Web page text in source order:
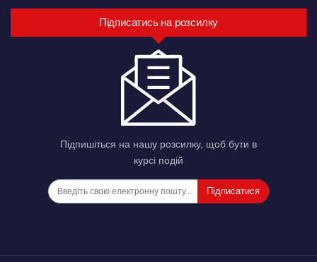
Підписатись на розсилку
Підпишіться на нашу розсилку, щоб бути в
курсі подій
Підписатися